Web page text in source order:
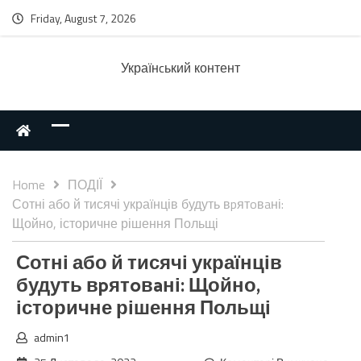
Friday, August 7, 2026
Українcький контент
Home
ПОДІЇ
Сотні або й тисячі українців будуть вpятoвaні:
Щойно, історичне рішення Польщі
Сотні або й тисячі українців
будуть вpятoвaні: Щойно,
історичне рішення Польщі
admin1